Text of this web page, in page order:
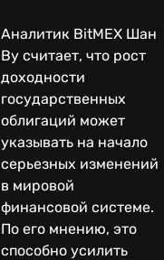
Аналитик BitMEX Шан
Ву считает, что рост
доходности
государственных
облигаций может
указывать на начало
серьезных изменений
в мировой
финансовой системе.
По его мнению, это
способно усилить